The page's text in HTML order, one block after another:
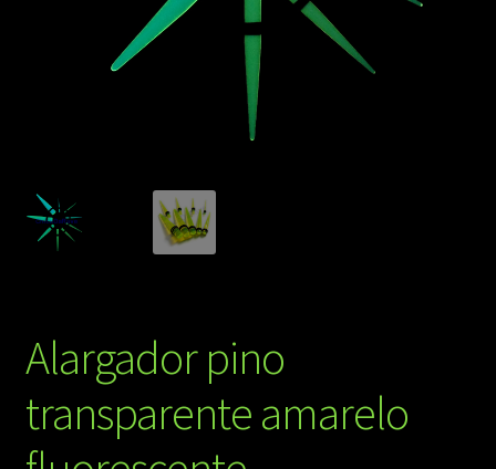
Alargador pino
transparente amarelo